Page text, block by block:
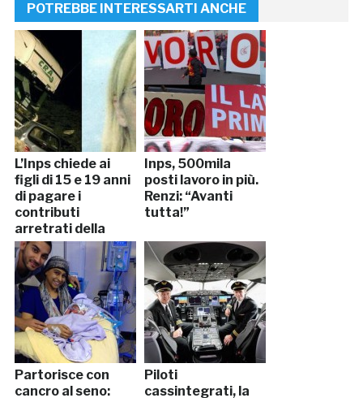
POTREBBE INTERESSARTI ANCHE
L’Inps chiede ai
figli di 15 e 19 anni
di pagare i
contributi
arretrati della
madre morta in un
incidente
Inps, 500mila
posti lavoro in più.
Renzi: “Avanti
tutta!”
Partorisce con
cancro al seno:
Piloti
cassintegrati, la